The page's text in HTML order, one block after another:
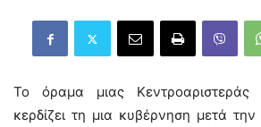
Το όραμα μιας
κερδίζει τη μια κυβέρνηση μετά